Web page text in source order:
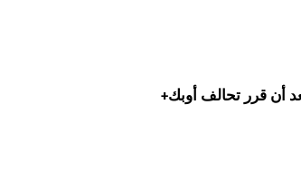
حادة، بعد أن قرر تحالف أوبك+